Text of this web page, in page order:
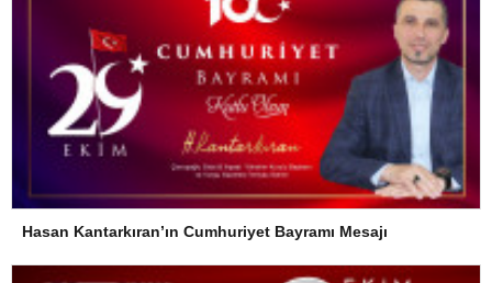
Hasan Kantarkıran’ın Cumhuriyet Bayramı Mesajı